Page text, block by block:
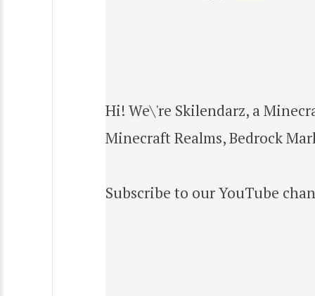
Hi! We\'re Skilendarz, a
Minecraft Realms, Bedrock
Subscribe to our YouTube